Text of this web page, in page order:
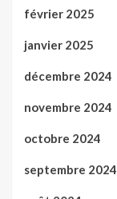
février 2025
janvier 2025
décembre 2024
novembre 2024
octobre 2024
septembre 2024